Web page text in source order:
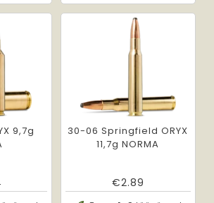
9,7g
30-06 Springfield ORYX
11,7g NORMA
€2.89